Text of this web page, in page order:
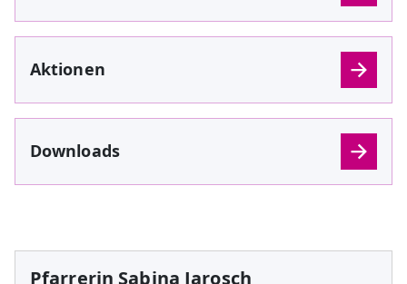
Aktionen
Downloads
Pfarrerin Sabina Jarosch